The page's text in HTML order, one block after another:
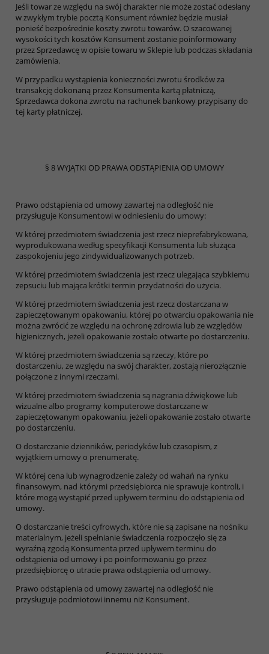
Jeśli towar ze względu na swój charakter nie może zostać odesłany
w zwykłym trybie pocztą Konsument również będzie musiał
ponieść bezpośrednie koszty zwrotu towarów. O szacowanej
wysokości tych kosztów Konsument zostanie poinformowany
przez Sprzedawcę w opisie towaru w Sklepie lub podczas składania
zamówienia.
W przypadku wystąpienia konieczności zwrotu środków za
transakcję dokonaną przez Konsumenta kartą płatniczą,
Sprzedawca dokona zwrotu na rachunek bankowy przypisany do
tej karty płatniczej.
§ 8 WYJĄTKI OD PRAWA ODSTĄPIENIA OD UMOWY
Prawo odstąpienia od umowy zawartej na odległość nie
przysługuje Konsumentowi w odniesieniu do umowy:
W której przedmiotem świadczenia jest rzecz nieprefabrykowana,
wyprodukowana według specyfikacji Konsumenta lub służąca
zaspokojeniu jego zindywidualizowanych potrzeb.
W której przedmiotem świadczenia jest rzecz ulegająca szybkiemu
zepsuciu lub mająca krótki termin przydatności do użycia.
W której przedmiotem świadczenia jest rzecz dostarczana w
zapieczętowanym opakowaniu, której po otwarciu opakowania nie
można zwrócić ze względu na ochronę zdrowia lub ze względów
higienicznych, jeżeli opakowanie zostało otwarte po dostarczeniu.
W której przedmiotem świadczenia są rzeczy, które po
dostarczeniu, ze względu na swój charakter, zostają nierozłącznie
połączone z innymi rzeczami.
W której przedmiotem świadczenia są nagrania dźwiękowe lub
wizualne albo programy komputerowe dostarczane w
zapieczętowanym opakowaniu, jeżeli opakowanie zostało otwarte
po dostarczeniu.
O dostarczanie dzienników, periodyków lub czasopism, z
wyjątkiem umowy o prenumeratę.
W której cena lub wynagrodzenie zależy od wahań na rynku
finansowym, nad którymi przedsiębiorca nie sprawuje kontroli, i
które mogą wystąpić przed upływem terminu do odstąpienia od
umowy.
O dostarczanie treści cyfrowych, które nie są zapisane na nośniku
materialnym, jeżeli spełnianie świadczenia rozpoczęło się za
wyraźną zgodą Konsumenta przed upływem terminu do
odstąpienia od umowy i po poinformowaniu go przez
przedsiębiorcę o utracie prawa odstąpienia od umowy.
Prawo odstąpienia od umowy zawartej na odległość nie
przysługuje podmiotowi innemu niż Konsument.